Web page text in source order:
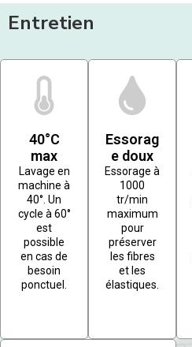
Entretien
40°C
max
Lavage en
machine à
40°. Un
cycle à 60°
est
possible
en cas de
besoin
ponctuel.
Essorag
e doux
Essorage à
1000
tr/min
maximum
pour
préserver
les fibres
et les
élastiques.